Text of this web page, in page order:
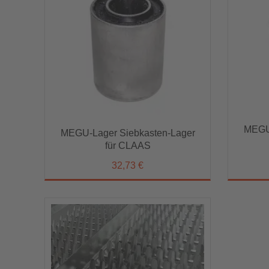
MEGU-Lager Siebkasten-Lager
für CLAAS
32,73 €
für CLAAS